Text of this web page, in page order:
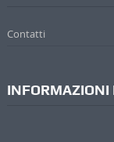
Contatti
INFORMAZIONI